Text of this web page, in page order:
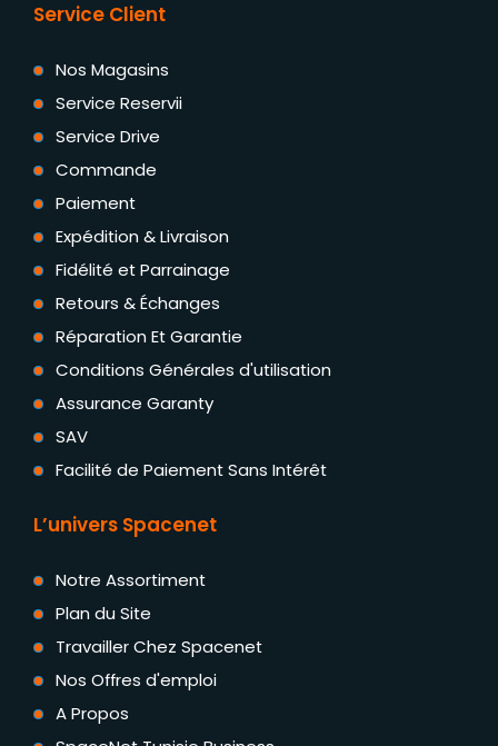
Service Client
Nos Magasins
Service Reservii
Service Drive
Commande
Paiement
Expédition & Livraison
Fidélité et Parrainage
Retours & Échanges
Réparation Et Garantie
Conditions Générales d'utilisation
Assurance Garanty
SAV
Facilité de Paiement Sans Intérêt
L’univers Spacenet
Notre Assortiment
Plan du Site
Travailler Chez Spacenet
Nos Offres d'emploi
A Propos